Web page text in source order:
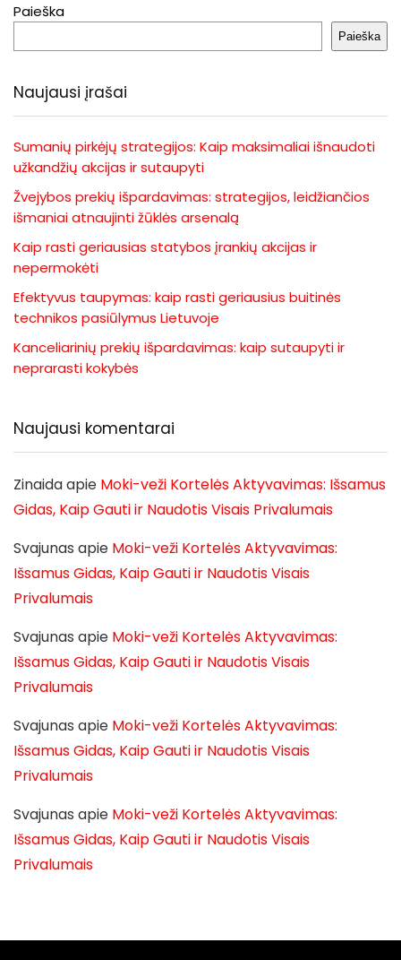
Paieška
Paieška
Naujausi įrašai
Sumanių pirkėjų strategijos: Kaip maksimaliai išnaudoti
užkandžių akcijas ir sutaupyti
Žvejybos prekių išpardavimas: strategijos, leidžiančios
išmaniai atnaujinti žūklės arsenalą
Kaip rasti geriausias statybos įrankių akcijas ir
nepermokėti
Efektyvus taupymas: kaip rasti geriausius buitinės
technikos pasiūlymus Lietuvoje
Kanceliarinių prekių išpardavimas: kaip sutaupyti ir
neprarasti kokybės
Naujausi komentarai
Zinaidaapie Moki-veži Kortelės Aktyvavimas: Išsamus
Gidas, Kaip Gauti ir Naudotis Visais Privalumais
Svajunas apie Moki-veži Kortelės Aktyvavimas:
Išsamus Gidas, Kaip Gauti ir Naudotis Visais
Privalumais
Svajunas apie Moki-veži Kortelės Aktyvavimas:
Išsamus Gidas, Kaip Gauti ir Naudotis Visais
Privalumais
Svajunas apie Moki-veži Kortelės Aktyvavimas:
Išsamus Gidas, Kaip Gauti ir Naudotis Visais
Privalumais
Svajunas apie Moki-veži Kortelės Aktyvavimas:
Išsamus Gidas, Kaip Gauti ir Naudotis Visais
Privalumais